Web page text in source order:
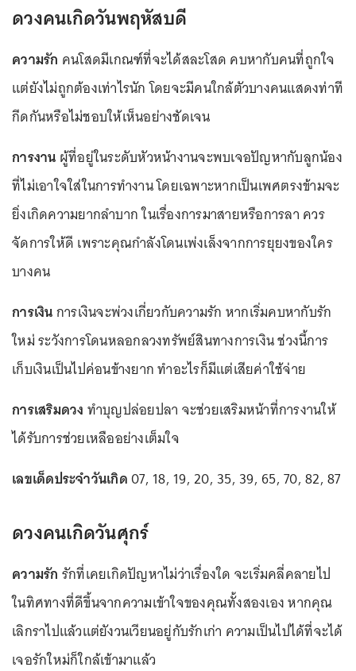
ดวงคนเกิดวันพฤหัสบดี
ความรัก คนโสดมีเกณฑ์ที่จะได้สละโสด คบหากับคนที่ถูกใจ
แต่ยังไม่ถูกต้องเท่าไรนัก โดยจะมีคนใกล้ตัวบางคนแสดงท่าที
กีดกันหรือไม่ชอบให้เห็นอย่างชัดเจน
การงาน ผู้ที่อยู่ในระดับหัวหน้างานจะพบเจอปัญหากับลูกน้อง
ที่ไม่เอาใจใส่ในการทำงาน โดยเฉพาะหากเป็นเพศตรงข้ามจะ
ยิ่งเกิดความยากลำบาก ในเรื่องการมาสายหรือการลา ควร
จัดการให้ดี เพราะคุณกำลังโดนเพ่งเล็งจากการยุยงของใคร
บางคน
การเงินการเงินจะพ่วงเกี่ยวกับความรัก หากเริ่มคบหากับรัก
ใหม่ ระวังการโดนหลอกลวงทรัพย์สินทางการเงิน ช่วงนี้การ
เก็บเงินเป็นไปค่อนข้างยาก ทำอะไรก็มีแต่เสียค่าใช้จ่าย
การเสริมดวง ทำบุญปล่อยปลา จะช่วยเสริมหน้าที่การงานให้
ได้รับการช่วยเหลืออย่างเต็มใจ
เลขเด็ดประจำวันเกิด 07, 18, 19, 20, 35, 39, 65, 70, 82, 87
ดวงคนเกิดวันศุกร์
ความรัก รักที่เคยเกิดปัญหาไม่ว่าเรื่องใด จะเริ่มคลี่คลายไป
ในทิศทางที่ดีขึ้นจากความเข้าใจของคุณทั้งสองเอง หากคุณ
เลิกราไปแล้วแต่ยังวนเวียนอยู่กับรักเก่า ความเป็นไปได้ที่จะได้
เจอรักใหม่ก็ใกล้เข้ามาแล้ว